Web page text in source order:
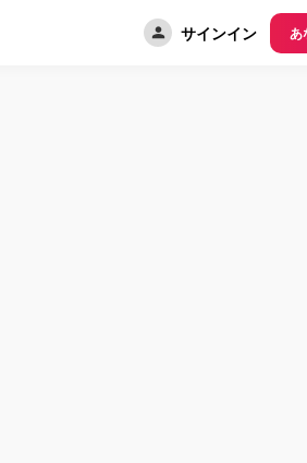
サインイン あ